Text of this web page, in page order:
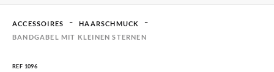
ACCESSOIRES
HAARSCHMUCK
BANDGABEL MIT KLEINEN STERNEN
REF 1096